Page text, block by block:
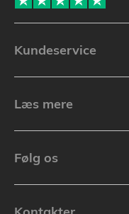
Kundeservice
Læs mere
Følg os